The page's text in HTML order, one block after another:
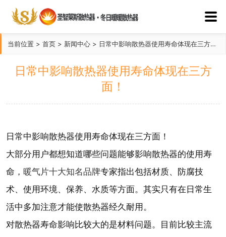
当前位置 > 首页 > 新闻中心 > 日常中影响散热器使用寿命体现在三方面！
日常中影响散热器使用寿命体现在三方
面！
日常中影响散热器使用寿命体现在三方面！
大部分用户都想知道哪些问题能够影响散热器的使用寿
命， 暖气片十大知名品牌专家指出包括材质、防腐技
术、使用环境、保养、水质等方面。其实只有在日常生
活中多加注意才能使散热器经久耐用。
对散热器寿命影响比较大的是材料问题。目前比较主流